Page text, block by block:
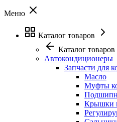
Меню
Каталог товаров
Каталог товаров
Автокондиционеры
Запчасти для
Масло
Муфты
Крышки